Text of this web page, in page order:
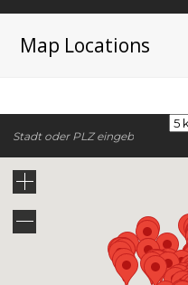
Map Locations